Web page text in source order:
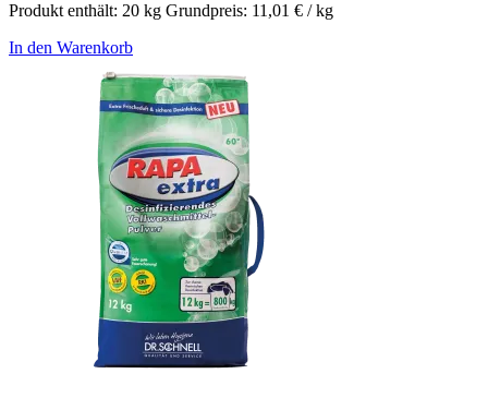
Produkt enthält: 20 kg Grundpreis: 11,01 € /kg
In den Warenkorb